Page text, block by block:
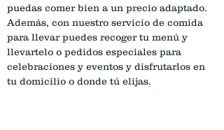
puedas comer bien a un precio adaptado.
Además, con nuestro servicio de comida
para llevar puedes recoger tu menú y
llevartelo o pedidos especiales para
celebraciones y eventos y disfrutarlos en
tu domicilio o donde tú elijas.